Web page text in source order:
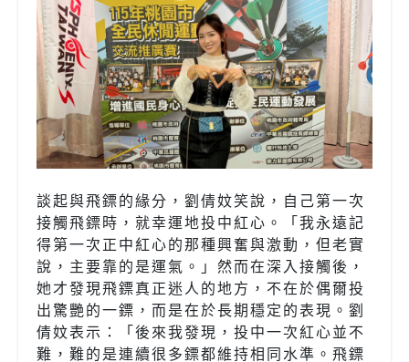
談起與飛鏢的緣分，劉倩妏笑說，自己第一次
接觸飛鏢時，就幸運地投中紅心。「我永遠記
得第一次正中紅心的那種興奮與激動，但老實
說，主要靠的是運氣。」然而在深入接觸後，
她才發現飛鏢真正迷人的地方，不在於偶爾投
出驚艷的一鏢，而是在於長期穩定的表現。劉
倩妏表示：「後來我發現，投中一次紅心並不
難，難的是連續很多鏢都維持相同水準。飛鏢